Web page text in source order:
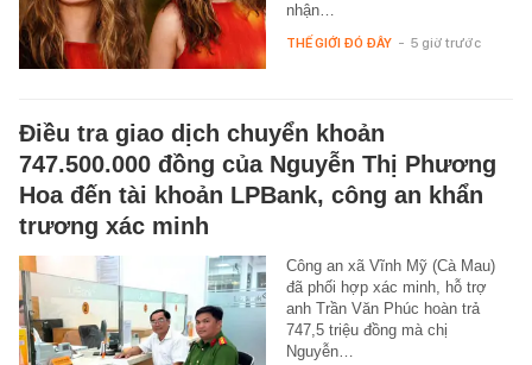
nhận…
THẾ GIỚI ĐÓ ĐÂY - 5 giờ trước
Điều tra giao dịch chuyển khoản
747.500.000 đồng của Nguyễn Thị Phương
Hoa đến tài khoản LPBank, công an khẩn
trương xác minh
Công an xã Vĩnh Mỹ (Cà Mau)
đã phối hợp xác minh, hỗ trợ
anh Trần Văn Phúc hoàn trả
747,5 triệu đồng mà chị
Nguyễn…